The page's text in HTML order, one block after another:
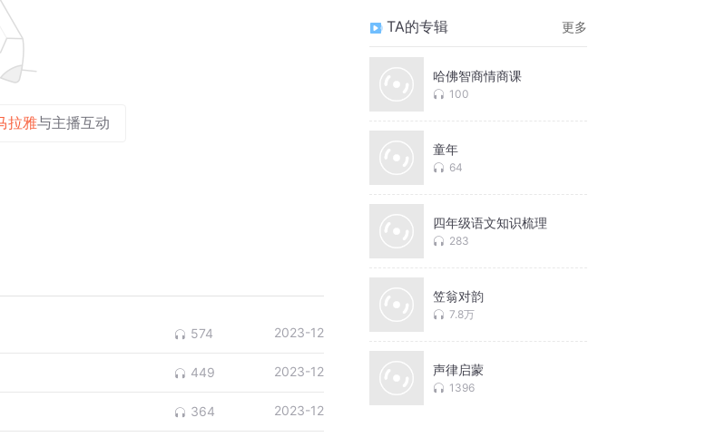
拉雅与主播互动
574 2023-12
449 2023-12
364 2023-12
TA的专辑 更多
哈佛智商情商课
100
童年
64
四年级语文知识梳理
283
笠翁对韵
7.8万
声律启蒙
1396